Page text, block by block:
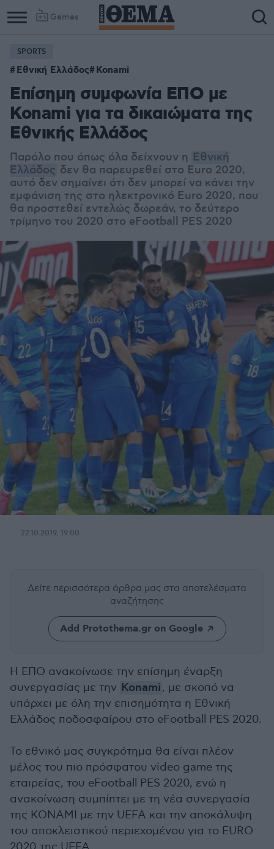
Games
SPORTS
Εθνική Ελλάδος Konami
Επίσημη συμφωνία ΕΠΟ με
Konami για τα δικαιώματα της
Εθνικής Ελλάδος
Παρόλο που όπως όλα δείχνουν η Εθνική
Ελλάδος δεν θα παρευρεθεί στο Euro 2020,
αυτό δεν σημαίνει ότι δεν μπορεί να κάνει την
εμφάνιση της στο ηλεκτρονικό Euro 2020, που
θα προστεθεί εντελώς δωρεάν, το δεύτερο
τρίμηνο του 2020 στο eFootball PES 2020
22.10.2019, 19:00
Δείτε περισσότερα άρθρα μας στα αποτελέσματα
αναζήτησης
Add Protothema.gr on Google
Η ΕΠΟ ανακοίνωσε την επίσημη έναρξη
συνεργασίας με την Konami, με σκοπό να
υπάρχει με όλη την επισημότητα η Εθνική
Ελλάδος ποδοσφαίρου στο eFootball PES 2020.
Το εθνικό μας συγκρότημα θα είναι πλέον
μέλος του πιο πρόσφατου video game της
εταιρείας, του eFootball PES 2020, ενώ η
ανακοίνωση συμπίπτει με τη νέα συνεργασία
της ΚΟΝΑΜΙ με την UEFA και την αποκάλυψη
του αποκλειστικού περιεχομένου για το EURO